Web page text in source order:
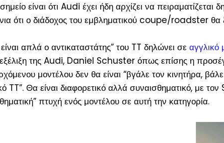
είναι ότι Audi έχει ήδη αρχίζει να
ότι ο διάδοχος του εμβληματικού coupe/roadster θα
απλά ο αντικαταστάτης” του TT δηλώνει σε αγγλικό
εξέλιξη της Audi, Daniel Schuster όπως επίσης η
μοντέλου δεν θα είναι “βγάλε τον κινητήρα,
TT”. Θα είναι διαφορετικό αλλά συναισθηματικό, με
πτυχή ενός μοντέλου σε αυτή την κατηγορία.